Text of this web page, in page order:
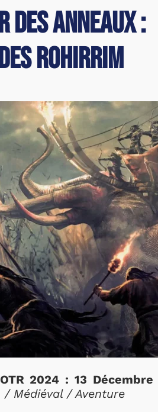
des Anneaux :
Rohirrim
2024 : 13 Décembre
Médiéval / Aventure